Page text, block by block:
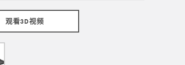
观看3D视频